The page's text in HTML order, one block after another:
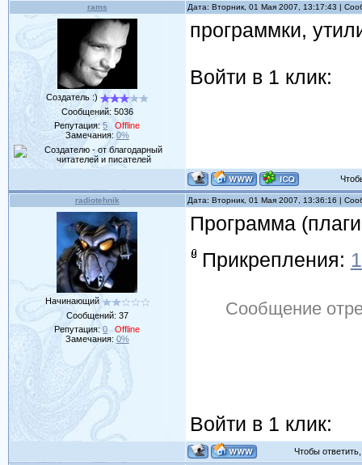
rams Дата: Вторник, 01 Мая 2007, 13:17:43 |
Создатель :)
Сообщений: 5036
Репутация:5
Offline
Замечания: 0%
программки,
Войти в 1 клик:
radiotehnik Дата: Вторник, 01 Мая 2007, 13:36:16 |
Начинающий
Сообщений: 37
Репутация:0
Offline
Замечания: 0%
Программа
Прикрепления:
Сообщение
Войти в 1 клик:
Чтобы